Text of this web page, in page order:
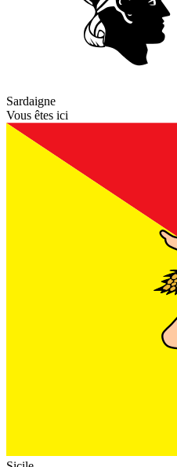
Sardaigne
Vous êtes ici